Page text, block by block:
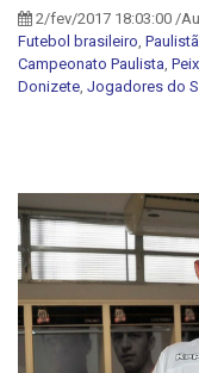
2/fev/2017 18:03:00 /
Futebol brasileiro
Campeonato Paulista
Donizete Jogadores do